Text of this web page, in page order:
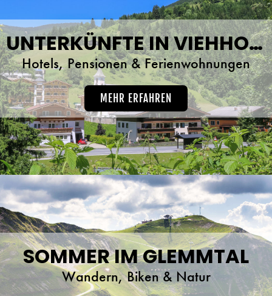
UNTERKÜNFTE IN VIEHHOFEN
Hotels, Pensionen & Ferienwohnungen
MEHR ERFAHREN
SOMMER IM GLEMMTAL
Wandern, Biken & Natur